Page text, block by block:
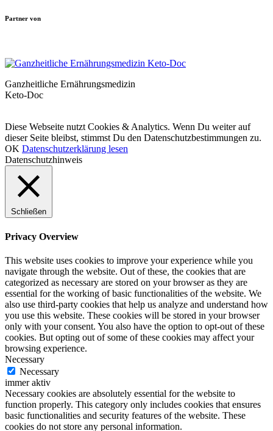
Partner von
Ganzheitliche Ernährungsmedizin
Keto-Doc
Diese Webseite nutzt Cookies & Analytics. Wenn Du weiter auf
dieser Seite bleibst, stimmst Du den Datenschutzbestimmungen zu.
OK Datenschutzerklärung lesen
Datenschutzhinweis
Schließen
Privacy Overview
This website uses cookies to improve your experience while you
navigate through the website. Out of these, the cookies that are
categorized as necessary are stored on your browser as they are
essential for the working of basic functionalities of the website. We
also use third-party cookies that help us analyze and understand how
you use this website. These cookies will be stored in your browser
only with your consent. You also have the option to opt-out of these
cookies. But opting out of some of these cookies may affect your
browsing experience.
Necessary
Necessary
immer aktiv
Necessary cookies are absolutely essential for the website to
function properly. This category only includes cookies that ensures
basic functionalities and security features of the website. These
cookies do not store any personal information.